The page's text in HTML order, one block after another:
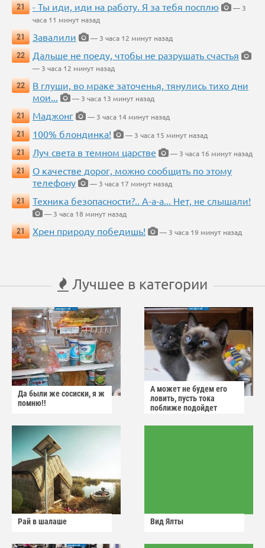
21 - Ты иди, иди на работу. Я за тебя посплю
— 3
часа 11 минут назад
21
Завалили
— 3 часа 12 минут назад
22
Дальше не поеду, чтобы не разрушать счастья
— 3 часа 12 минут назад
22
В глуши, во мраке заточенья, тянулись тихо дни
мои...
— 3 часа 13 минут назад
21
Маджонг
— 3 часа 14 минут назад
21
100% блондинка!
— 3 часа 15 минут назад
21
Луч света в темном царстве
— 3 часа 16 минут назад
21
О качестве дорог, можно сообщить по этому
телефону
— 3 часа 17 минут назад
21
Техника безопасности?.. А-а-а... Нет, не слышали!
— 3 часа 18 минут назад
21
Хрен природу победишь! — 3 часа 19 минут назад
Лучшее в категории
Да были же сосиски, я ж
помню!!
А может не будем его
ловить, пусть тока
поближе подойдет
Рай в шалаше Вид Ялты